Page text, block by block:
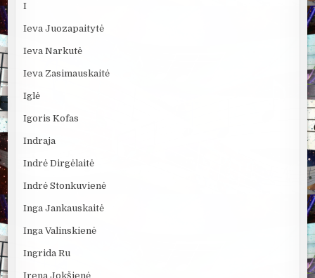
I
Ieva Juozapaitytė
Ieva Narkutė
Ieva Zasimauskaitė
Iglė
Igoris Kofas
Indraja
Indrė Dirgėlaitė
Indrė Stonkuvienė
Inga Jankauskaitė
Inga Valinskienė
Ingrida Ru
Irena Jokšienė